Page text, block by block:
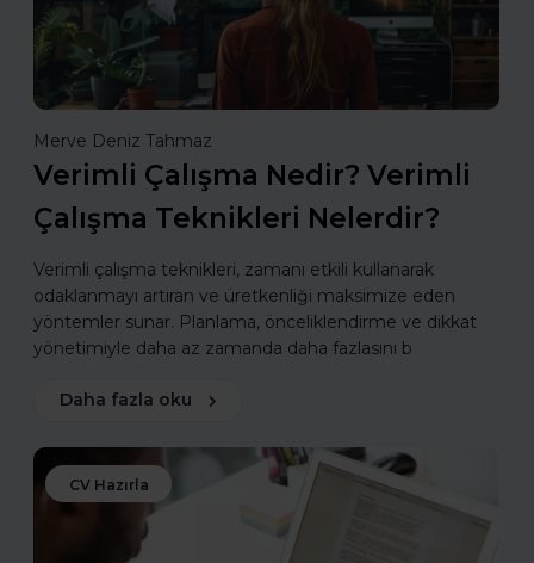
Merve Deniz Tahmaz
Verimli Çalışma Nedir? Verimli
Çalışma Teknikleri Nelerdir?
Verimli çalışma teknikleri, zamanı etkili kullanarak
odaklanmayı artıran ve üretkenliği maksimize eden
yöntemler sunar. Planlama, önceliklendirme ve dikkat
yönetimiyle daha az zamanda daha fazlasını b
Daha fazla oku
CV Hazırla